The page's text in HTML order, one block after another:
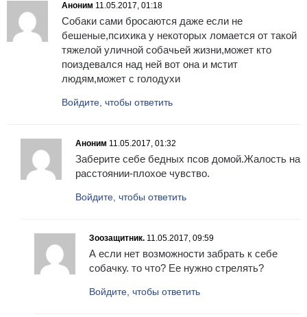
Аноним 11.05.2017, 01:18
Собаки сами бросаются даже если не
бешеные,психика у некоторых ломается от такой
тяжелой уличной собачьей жизни,может кто
поиздевался над ней вот она и мстит
людям,может с голодухи
Войдите, чтобы ответить
Аноним 11.05.2017, 01:32
Заберите себе бедных псов домой.Жалость на
расстоянии-плохое чувство.
Войдите, чтобы ответить
Зоозащитник. 11.05.2017, 09:59
А если нет возможности забрать к себе
собачку. то что? Ее нужно стрелять?
Войдите, чтобы ответить